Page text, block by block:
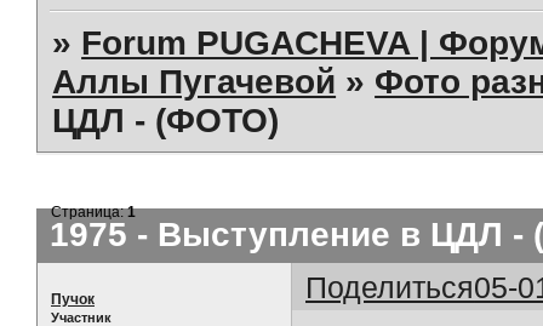
» Forum PUGACHEVA |
Аллы Пугачевой » Фото
ЦДЛ - (ФОТО)
1975 - Выступление в ЦДЛ
Страница:1
Поделиться05-
Пучок
Участник